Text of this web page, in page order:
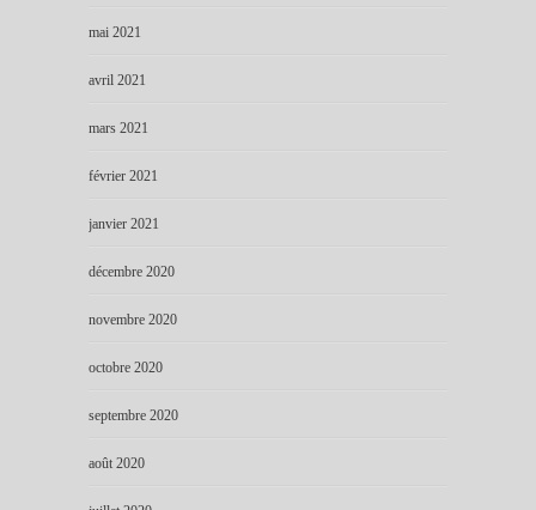
mai 2021
avril 2021
mars 2021
février 2021
janvier 2021
décembre 2020
novembre 2020
octobre 2020
septembre 2020
août 2020